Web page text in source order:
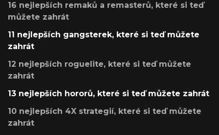
16 nejlepších remaků a remasterů, které si teď
můžete zahrát
11 nejlepších gangsterek, které si teď můžete
zahrát
12 nejlepších roguelite, které si teď můžete
zahrát
13 nejlepších hororů, které si teď můžete zahrát
10 nejlepších 4X strategií, které si teď můžete
zahrát